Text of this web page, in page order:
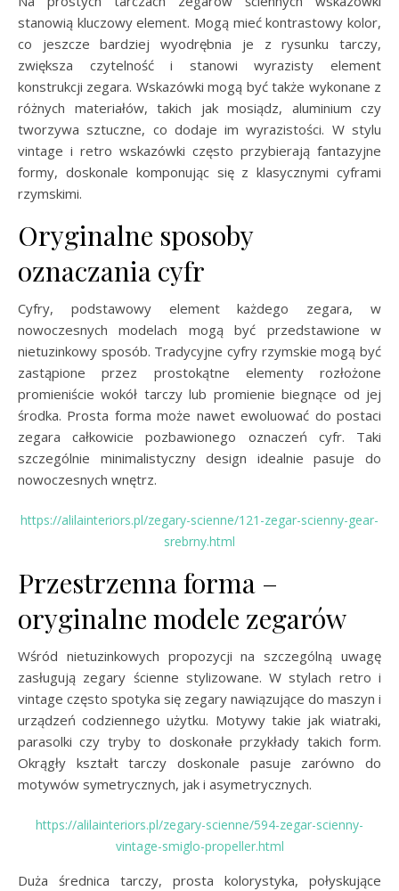
stanowią kluczowy element. Mogą mieć kontrastowy kolor,
co jeszcze bardziej wyodrębnia je z rysunku tarczy,
zwiększa czytelność i stanowi wyrazisty element
konstrukcji zegara. Wskazówki mogą być także wykonane z
różnych materiałów, takich jak mosiądz, aluminium czy
tworzywa sztuczne, co dodaje im wyrazistości. W stylu
vintage i retro wskazówki często przybierają fantazyjne
formy, doskonale komponując się z klasycznymi cyframi
rzymskimi.
Oryginalne sposoby
oznaczania cyfr
Cyfry, podstawowy element każdego zegara, w
nowoczesnych modelach mogą być przedstawione w
nietuzinkowy sposób. Tradycyjne cyfry rzymskie mogą być
zastąpione przez prostokątne elementy rozłożone
promieniście wokół tarczy lub promienie biegnące od jej
środka. Prosta forma może nawet ewoluować do postaci
zegara całkowicie pozbawionego oznaczeń cyfr. Taki
szczególnie minimalistyczny design idealnie pasuje do
nowoczesnych wnętrz.
https://alilainteriors.pl/zegary-scienne/121-zegar-scienny-gear-
srebrny.html
Przestrzenna forma –
oryginalne modele zegarów
Wśród nietuzinkowych propozycji na szczególną uwagę
zasługują zegary ścienne stylizowane. W stylach retro i
vintage często spotyka się zegary nawiązujące do maszyn i
urządzeń codziennego użytku. Motywy takie jak wiatraki,
parasolki czy tryby to doskonałe przykłady takich form.
Okrągły kształt tarczy doskonale pasuje zarówno do
motywów symetrycznych, jak i asymetrycznych.
https://alilainteriors.pl/zegary-scienne/594-zegar-scienny-
vintage-smiglo-propeller.html
Duża średnica tarczy, prosta kolorystyka, połyskujące